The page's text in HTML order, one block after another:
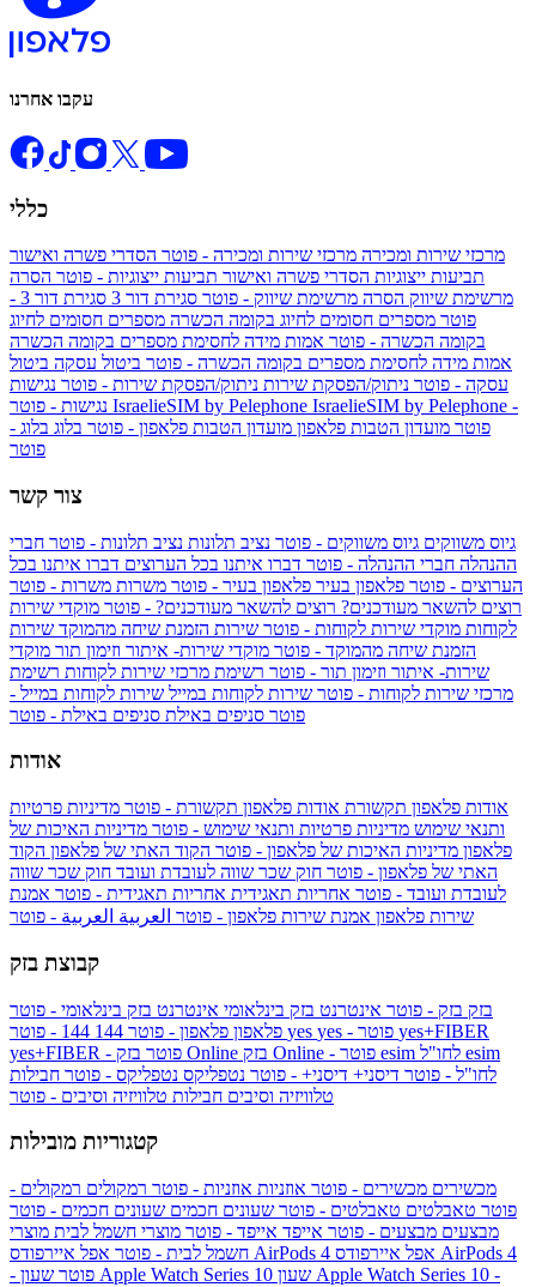
עקבו אחרנו
כללי
מרכזי שירות ומכירה מרכזי שירות ומכירה - פוטר הסדרי פשרה ואישור
תביעות ייצוגיות הסדרי פשרה ואישור תביעות ייצוגיות - פוטר הסרה
מרשימת שיווק הסרה מרשימת שיווק - פוטר סגירת דור 3
סגירת דור 3 -
פוטר מספרים חסומים לחיוג בקומה הכשרה מספרים חסומים לחיוג
בקומה הכשרה - פוטר אמות מידה לחסימת מספרים בקומה הכשרה
אמות מידה לחסימת מספרים בקומה הכשרה - פוטר ביטול עסקה ביטול
עסקה - פוטר ניתוק/הפסקת שירות ניתוק/הפסקת שירות - פוטר נגישות
IsraelieSIM by Pelephone IsraelieSIM by Pelephone -
פוטר מועדון הטבות פלאפון מועדון הטבות פלאפון - פוטר בלוג בלוג -
פוטר
צור קשר
גיוס משווקים גיוס משווקים - פוטר נציב תלונות נציב תלונות - פוטר חברי
ההנהלה חברי ההנהלה - פוטר דברו איתנו בכל הערוצים דברו איתנו בכל
הערוצים - פוטר פלאפון בעיר פלאפון בעיר - פוטר משרות משרות - פוטר
רוצים להשאר מעודכנים? רוצים להשאר מעודכנים? - פוטר מוקדי שירות
לקוחות מוקדי שירות לקוחות - פוטר שירות הזמנת שיחה מהמוקד שירות
הזמנת שיחה מהמוקד - פוטר מוקדי שירות- איתור וזימון תור מוקדי
שירות- איתור וזימון תור - פוטר רשימת מרכזי שירות לקוחות רשימת
מרכזי שירות לקוחות - פוטר שירות לקוחות במייל שירות לקוחות במייל -
פוטר סניפים באילת סניפים באילת - פוטר
אודות
אודות פלאפון תקשורת אודות פלאפון תקשורת - פוטר מדיניות פרטיות
ותנאי שימוש מדיניות פרטיות ותנאי שימוש - פוטר מדיניות האיכות של
פלאפון מדיניות האיכות של פלאפון - פוטר הקוד האתי של פלאפון הקוד
האתי של פלאפון - פוטר חוק שכר שווה לעובדת ועובד חוק שכר שווה
לעובדת ועובד - פוטר אחריות תאגידית אחריות תאגידית - פוטר אמנת
שירות פלאפון אמנת שירות פלאפון - פוטר العربية العربية - פוטר
קבוצת בזק
בזק בזק - פוטר אינטרנט בזק בינלאומי אינטרנט בזק בינלאומי - פוטר
פלאפון פלאפון - פוטר 144 yes
yes+FIBER
yes+FIBER - פוטר בזק Online
esim
לחו"ל - פוטר דיסני+ דיסני+ - פוטר נטפליקס נטפליקס - פוטר חבילות
טלוויזיה וסיבים חבילות טלוויזיה וסיבים - פוטר
קטגוריות מובילות
מכשירים מכשירים - פוטר אוזניות אוזניות - פוטר רמקולים רמקולים -
פוטר טאבלטים טאבלטים - פוטר שעונים חכמים שעונים חכמים - פוטר
מבצעים מבצעים - פוטר אייפד אייפד - פוטר מוצרי חשמל לבית מוצרי
חשמל לבית - פוטר אפל איירפודס AirPods 4 אפל איירפודס AirPods 4
- פוטר שעון Apple Watch Series 10 שעון Apple Watch Series 10 -